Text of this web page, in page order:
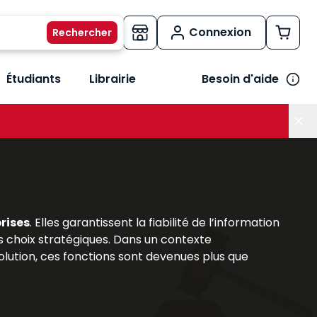
Connexion
métiers
le sous-menu Vos besoins
Étudiants Librairie Besoin d'aide
. Elles garantissent la fiabilité de l’information
stratégiques. Dans un contexte
ces fonctions sont devenues plus que